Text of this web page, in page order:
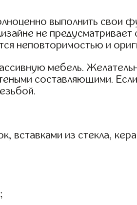
выполнить свои
не предусматривает
неповторимостью и
мебель.
составляющими. Если
из стекла,